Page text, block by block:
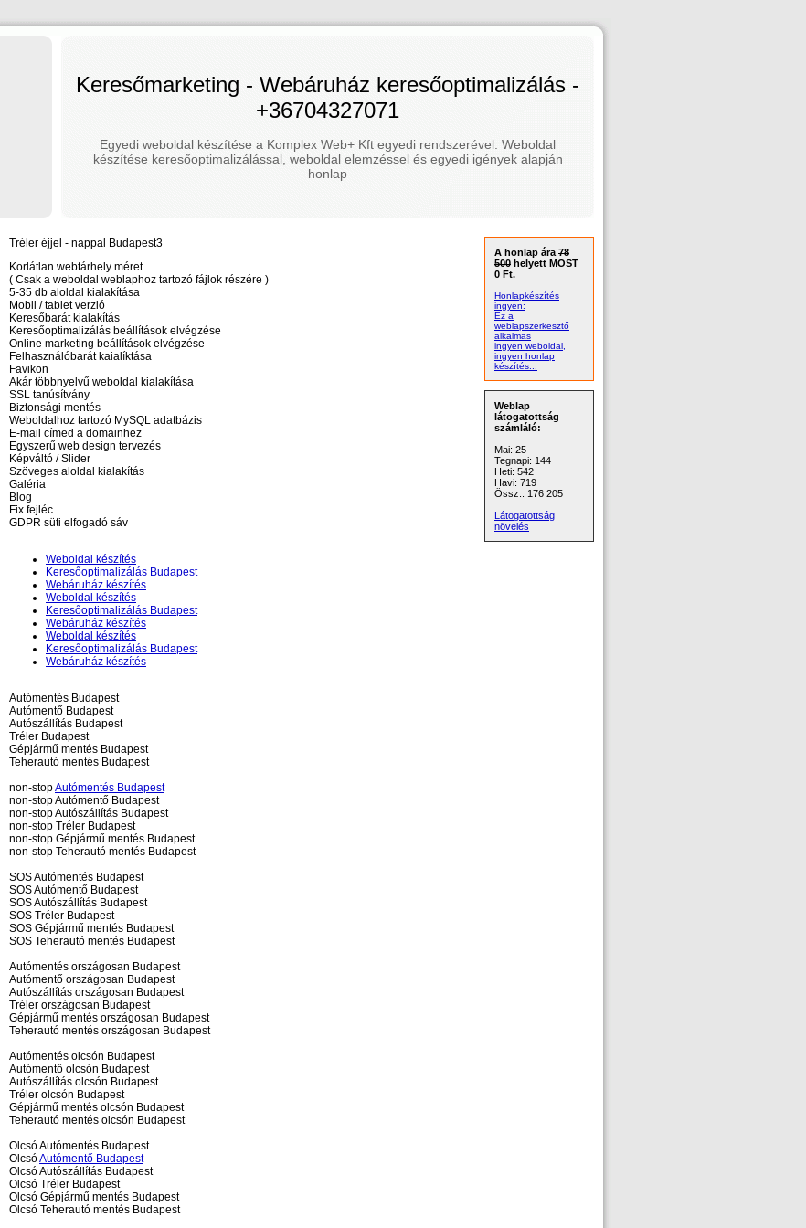
Keresőmarketing - Webáruház keresőoptimalizálás -
+36704327071
Egyedi weboldal készítése a Komplex Web+ Kft egyedi rendszerével. Weboldal
készítése keresőoptimalizálással, weboldal elemzéssel és egyedi igények alapján
honlap
Tréler éjjel - nappal Budapest3
Korlátlan webtárhely méret.
( Csak a weboldal weblaphoz tartozó fájlok részére )
5-35 db aloldal kialakítása
Mobil / tablet verzió
Keresőbarát kialakítás
Keresőoptimalizálás beállítások elvégzése
Online marketing beállítások elvégzése
Felhasználóbarát kaialíktása
Favikon
Akár többnyelvű weboldal kialakítása
SSL tanúsítvány
Biztonsági mentés
Weboldalhoz tartozó MySQL adatbázis
E-mail címed a domainhez
Egyszerű web design tervezés
Képváltó / Slider
Szöveges aloldal kialakítás
Galéria
Blog
Fix fejléc
GDPR süti elfogadó sáv
Weboldal készítés
Keresőoptimalizálás Budapest
Webáruház készítés
Weboldal készítés
Keresőoptimalizálás Budapest
Webáruház készítés
Weboldal készítés
Keresőoptimalizálás Budapest
Webáruház készítés
Autómentés Budapest
Autómentő Budapest
Autószállítás Budapest
Tréler Budapest
Gépjármű mentés Budapest
Teherautó mentés Budapest
non-stopAutómentés Budapest
non-stop Autómentő Budapest
non-stop Autószállítás Budapest
non-stop Tréler Budapest
non-stop Gépjármű mentés Budapest
non-stop Teherautó mentés Budapest
SOS Autómentés Budapest
SOS Autómentő Budapest
SOS Autószállítás Budapest
SOS Tréler Budapest
SOS Gépjármű mentés Budapest
SOS Teherautó mentés Budapest
Autómentés országosan Budapest
Autómentő országosan Budapest
Autószállítás országosan Budapest
Tréler országosan Budapest
Gépjármű mentés országosan Budapest
Teherautó mentés országosan Budapest
Autómentés olcsón Budapest
Autómentő olcsón Budapest
Autószállítás olcsón Budapest
Tréler olcsón Budapest
Gépjármű mentés olcsón Budapest
Teherautó mentés olcsón Budapest
Olcsó Autómentés Budapest
OlcsóAutómentő Budapest
Olcsó Autószállítás Budapest
Olcsó Tréler Budapest
Olcsó Gépjármű mentés Budapest
Olcsó Teherautó mentés Budapest
A honlap ára 78
500 helyett MOST
0 Ft.
Honlapkészítés
ingyen:
Ez a
weblapszerkesztő
alkalmas
ingyen weboldal,
ingyen honlap
készítés...
Weblap
látogatottság
számláló:
Mai: 25
Tegnapi: 144
Heti: 542
Havi: 719
Össz.: 176 205
Látogatottság
növelés